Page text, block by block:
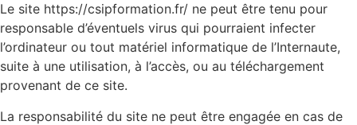
Le site https://csipformation.fr/ ne peut être tenu pour
responsable d’éventuels virus qui pourraient infecter
l’ordinateur ou tout matériel informatique de l’Internaute,
suite à une utilisation, à l’accès, ou au téléchargement
provenant de ce site.
La responsabilité du site ne peut être engagée en cas de